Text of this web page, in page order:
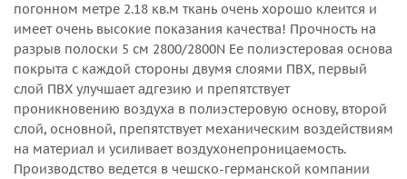
погонном метре 2.18 кв.м ткань очень хорошо клеится и
имеет очень высокие показания качества! Прочность на
разрыв полоски 5 см 2800/2800N Ее полиэстеровая основа
покрыта с каждой стороны двумя слоями ПВХ, первый
слой ПВХ улучшает адгезию и препятствует
проникновению воздуха в полиэстеровую основу, второй
слой, основной, препятствует механическим воздействиям
на материал и усиливает воздухонепроницаемость.
Производство ведется в чешско-германской компании